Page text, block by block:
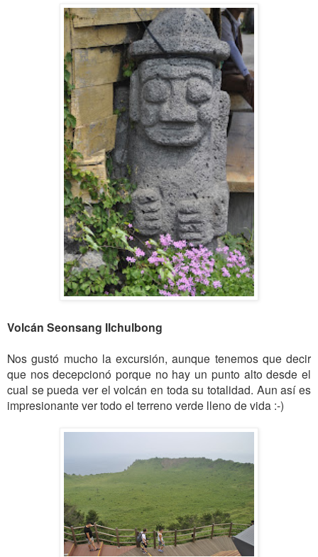
Volcán Seonsang Ilchulbong
Nos gustó mucho la excursión, aunque tenemos que decir
que nos decepcionó porque no hay un punto alto desde el
cual se pueda ver el volcán en toda su totalidad. Aun así es
impresionante ver todo el terreno verde lleno de vida :-)